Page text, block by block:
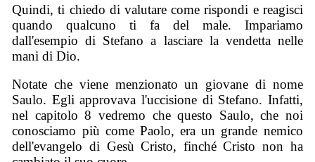
Quindi, ti chiedo di valutare come rispondi e reagisci
quando qualcuno ti fa del male. Impariamo
dall'esempio di Stefano a lasciare la vendetta nelle
mani di Dio.
Notate che viene menzionato un giovane di nome
Saulo. Egli approvava l'uccisione di Stefano. Infatti,
nel capitolo 8 vedremo che questo Saulo, che noi
conosciamo più come Paolo, era un grande nemico
dell'evangelo di Gesù Cristo, finché Cristo non ha